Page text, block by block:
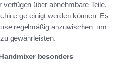
über abnehmbare Teile,
gereinigt werden können. Es
regelmäßig abzuwischen, um
gewährleisten.
besonders